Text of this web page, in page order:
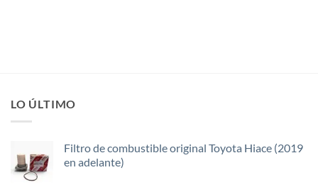
LO ÚLTIMO
Filtro de combustible original Toyota Hiace (2019
en adelante)